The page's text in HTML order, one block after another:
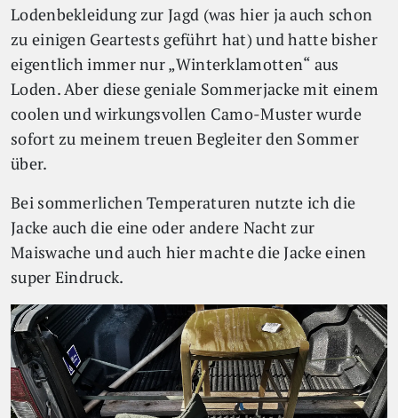
Lodenbekleidung zur Jagd (was hier ja auch schon
zu einigen Geartests geführt hat) und hatte bisher
eigentlich immer nur „Winterklamotten“ aus
Loden. Aber diese geniale Sommerjacke mit einem
coolen und wirkungsvollen Camo-Muster wurde
sofort zu meinem treuen Begleiter den Sommer
über.
Bei sommerlichen Temperaturen nutzte ich die
Jacke auch die eine oder andere Nacht zur
Maiswache und auch hier machte die Jacke einen
super Eindruck.